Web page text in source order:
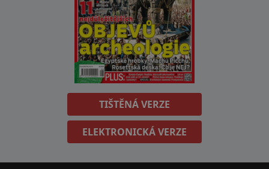
TIŠTĚNÁ VERZE
ELEKTRONICKÁ VERZE